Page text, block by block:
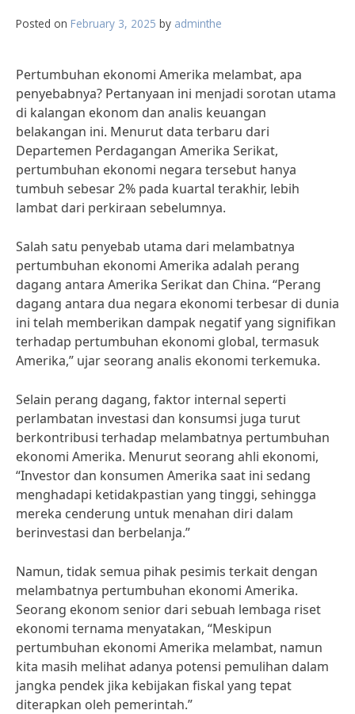
Posted on February 3, 2025 by adminthe
Pertumbuhan ekonomi Amerika melambat, apa
penyebabnya? Pertanyaan ini menjadi sorotan utama
di kalangan ekonom dan analis keuangan
belakangan ini. Menurut data terbaru dari
Departemen Perdagangan Amerika Serikat,
pertumbuhan ekonomi negara tersebut hanya
tumbuh sebesar 2% pada kuartal terakhir, lebih
lambat dari perkiraan sebelumnya.
Salah satu penyebab utama dari melambatnya
pertumbuhan ekonomi Amerika adalah perang
dagang antara Amerika Serikat dan China. “Perang
dagang antara dua negara ekonomi terbesar di dunia
ini telah memberikan dampak negatif yang signifikan
terhadap pertumbuhan ekonomi global, termasuk
Amerika,” ujar seorang analis ekonomi terkemuka.
Selain perang dagang, faktor internal seperti
perlambatan investasi dan konsumsi juga turut
berkontribusi terhadap melambatnya pertumbuhan
ekonomi Amerika. Menurut seorang ahli ekonomi,
“Investor dan konsumen Amerika saat ini sedang
menghadapi ketidakpastian yang tinggi, sehingga
mereka cenderung untuk menahan diri dalam
berinvestasi dan berbelanja.”
Namun, tidak semua pihak pesimis terkait dengan
melambatnya pertumbuhan ekonomi Amerika.
Seorang ekonom senior dari sebuah lembaga riset
ekonomi ternama menyatakan, “Meskipun
pertumbuhan ekonomi Amerika melambat, namun
kita masih melihat adanya potensi pemulihan dalam
jangka pendek jika kebijakan fiskal yang tepat
diterapkan oleh pemerintah.”